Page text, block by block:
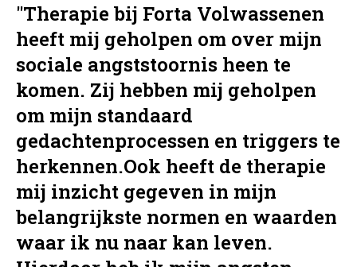
"Therapie bij Forta Volwassenen
heeft mij geholpen om over mijn
sociale angststoornis heen te
komen. Zij hebben mij geholpen
om mijn standaard
gedachtenprocessen en triggers te
herkennen.Ook heeft de therapie
mij inzicht gegeven in mijn
belangrijkste normen en waarden
waar ik nu naar kan leven.